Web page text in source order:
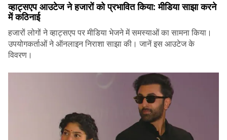
व्हाट्सएप आउटेज ने हजारों को प्रभावित किया: मीडिया साझा करने
में कठिनाई
हजारों लोगों ने व्हाट्सएप पर मीडिया भेजने में समस्याओं का सामना किया।
उपयोगकर्ताओं ने ऑनलाइन निराशा साझा की। जानें इस आउटेज के
विवरण।